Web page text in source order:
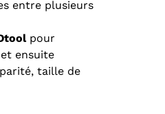
entre plusieurs
pour
ensuite
taille de